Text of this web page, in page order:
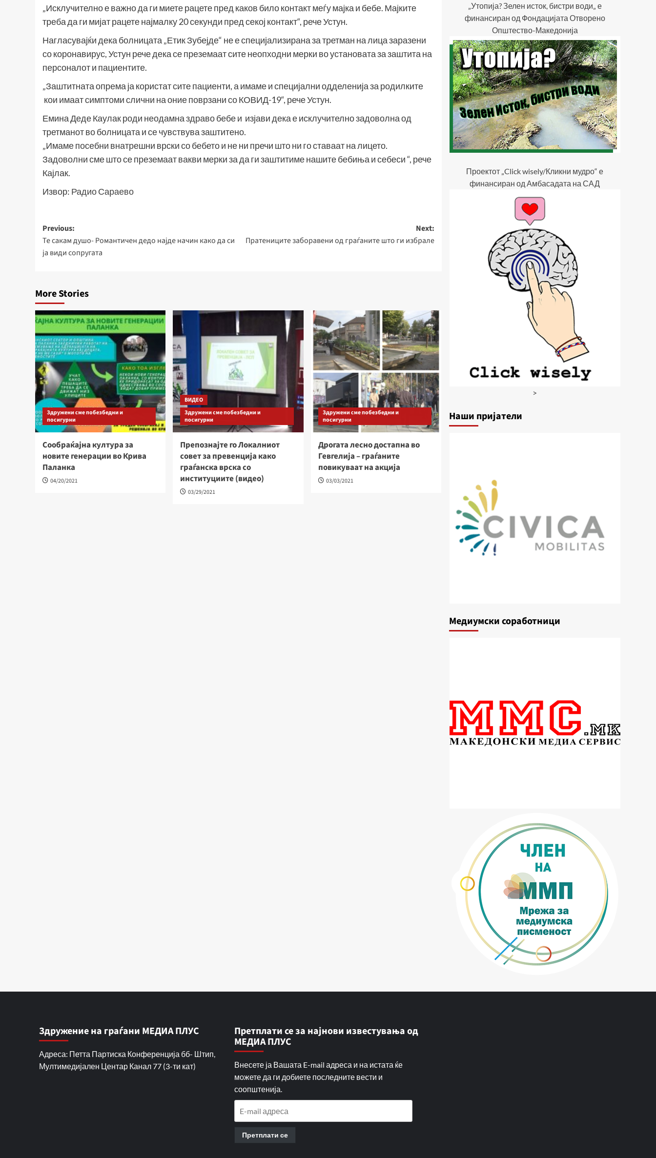
„Исклучително е важно да ги миете рацете пред каков било контакт меѓу мајка и бебе. Мајките
треба да ги мијат рацете најмалку 20 секунди пред секој контакт“, рече Устун.
Нагласувајќи дека болницата „Етик Зубејде“ не е специјализирана за третман на лица заразени
со коронавирус, Устун рече дека се преземаат сите неопходни мерки во установата за заштита на
персоналот и пациентите.
„Заштитната опрема ја користат сите пациенти, а имаме и специјални одделенија за родилките
кои имаат симптоми слични на оние поврзани со КОВИД-19“, рече Устун.
Емина Деде Каулак роди неодамна здраво бебе и изјави дека е исклучително задоволна од
третманот во болницата и се чувствува заштитено.
„Имаме посебни внатрешни врски со бебето и не ни пречи што ни го ставаат на лицето.
Задоволни сме што се преземаат вакви мерки за да ги заштитиме нашите бебиња и себеси “, рече
Кајлак.
Извор: Радио Сараево
Post
navigation
Previous:
Те сакам душо- Романтичен дедо најде начин како да си
ја види сопругата
Next:
Пратениците заборавени од граѓаните што ги избрале
More Stories
Здружени сме побезбедни и
посигурни
Сообраќајна култура за
новите генерации во Крива
Паланка
04/20/2021
ВИДЕО
Здружени сме побезбедни и
посигурни
Препознајте го Локалниот
совет за превенција како
граѓанска врска со
институциите (видео)
03/29/2021
Здружени сме побезбедни и
посигурни
Дрогата лесно достапна во
Гевгелија – граѓаните
повикуваат на акција
03/03/2021
„Утопија? Зелен исток, бистри води„ е
финансиран од Фондацијата Отворено
Општество-Македонија
Проектот „Click wisely/Кликни мудро“ е
финансиран од Амбасадата на САД
>
Наши пријатели
Медиумски соработници
Здружение на граѓани МЕДИА ПЛУС
Адреса: Петта Партиска Конференција бб- Штип,
Мултимедијален Центар Канал 77 (3-ти кат)
Претплати се за најнови известувања од
МЕДИА ПЛУС
Внесете ја Вашата E-mail адреса и на истата ќе
можете да ги добиете последните вести и
соопштенија.
Претплати се